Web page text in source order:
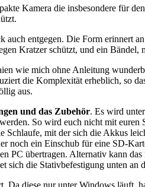
Kamera die insbesondere für den
entgegen. Die Form erinnert
Kratzer schützt, und ein Bändel,
wie mich ohne Anleitung
die Komplexität erheblich, so
aus.
und das Zubehör. Es wird
So wird euch nicht mit
Schlaufe, mit der sich die Akkus
noch ein Einschub für eine SD-
PC übertragen. Alternativ kann
sich die Stativbefestigung unten an